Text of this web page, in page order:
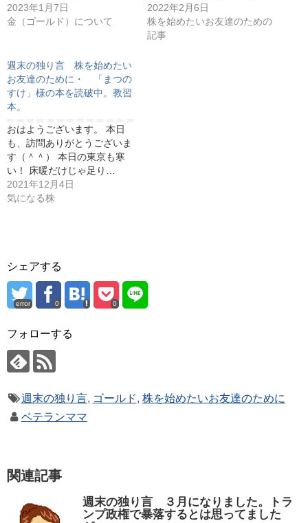
2023年1月7日
金（ゴールド）について
2022年2月6日
株を始めたいお友達のための
記事
週末の独り言 株を始めたい
お友達のために・ 「まつの
すけ」様の本を読破中。教習
本。
おはようございます。 本日
も、訪問ありがとうございま
す（＾＾） 本日の東京も寒
い！ 床暖だけじゃ足り…
2021年12月4日
気になる株
シェアする
error 0 0
フォローする
週末の独り言, ゴールド, 株を始めたいお友達のために
ベテランママ
関連記事
週末の独り言 ３月になりました。トラ
ンプ政権で暴落するとは思ってました